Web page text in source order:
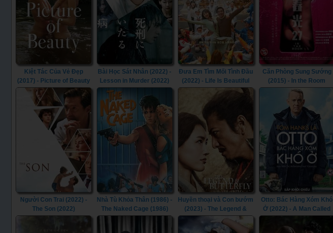
Kiệt Tác Của Vẻ Đẹp
(2017) - Picture of Beauty
(2017)
Bài Học Sát Nhân (2022) -
Lesson in Murder (2022)
Đưa Em Tìm Mối Tình Đầu
(2022) - Life Is Beautiful
(2022)
Căn Phòng Sung Sướng
(2015) - In the Room
(2015)
Người Con Trai (2022) -
The Son (2022)
Nhà Tù Khỏa Thân (1986) -
The Naked Cage (1986)
Huyền thoại và Con bướm
(2023) - The Legend &
Butterfly (2023)
Otto: Bác Hàng Xóm Khó
Ở (2022) - A Man Called